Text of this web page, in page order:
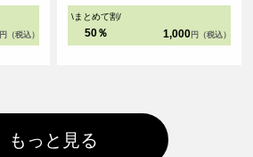
円（税込）
\まとめて割/
50％ 1,000 円（税込）
もっと見る